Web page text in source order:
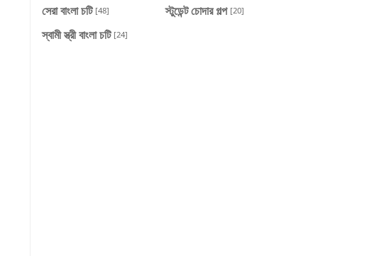
সেরা বাংলা চটি [48] স্টুডেন্ট চোদার গল্প [20]
স্বামী স্ত্রী বাংলা চটি [24]